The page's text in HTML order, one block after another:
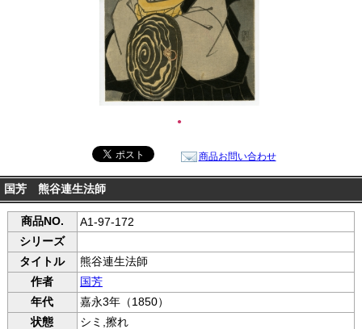
●
商品お問い合わせ
国芳 熊谷連生法師
商品NO.
A1-97-172
シリーズ
タイトル
熊谷連生法師
作者
国芳
年代
嘉永3年（1850）
状態
シミ,擦れ